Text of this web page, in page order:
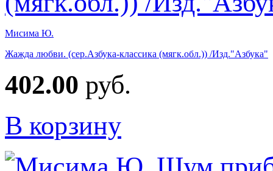
Мисима Ю.
Жажда любви. (сер.Азбука-классика (мягк.обл.)) /Изд."Азбука"
402.00 руб.
В корзину